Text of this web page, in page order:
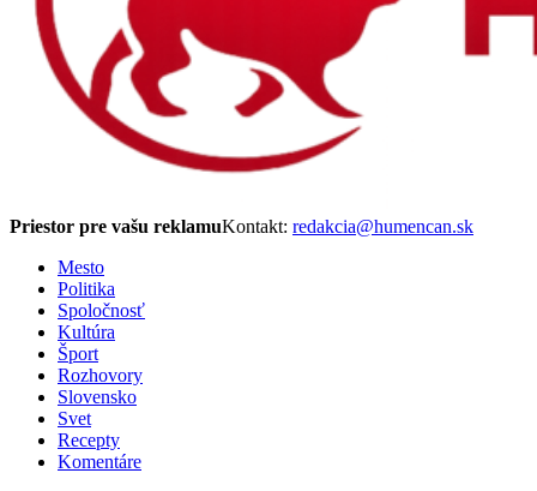
Priestor pre vašu reklamuKontakt: redakcia@humencan.sk
Mesto
Politika
Spoločnosť
Kultúra
Šport
Rozhovory
Slovensko
Svet
Recepty
Komentáre